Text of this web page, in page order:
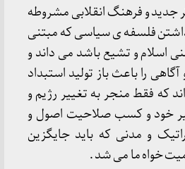
جدید و فرهنگ انقلابی مشروطه
فلسفه ی سیاسی که مبتنی
اسلام و تشیع باشد می داند و
را باعث باز تولید استبداد
که فقط منجر به تغییر رژیم و
خود و کسب صلاحیت اصول و
و مدنی که باید جایگزین
خواه ما می شد .